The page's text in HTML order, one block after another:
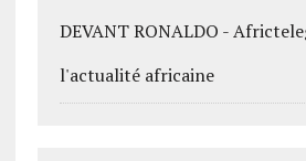
DEVANT RONALDO -
l'actualité africaine